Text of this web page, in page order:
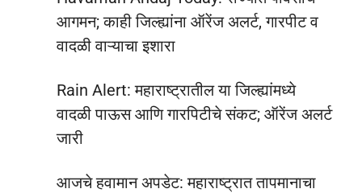
आगमन; काही जिल्ह्यांना ऑरेंज अलर्ट, गारपीट व
वादळी वाऱ्याचा इशारा
Rain Alert: महाराष्ट्रातील या जिल्ह्यांमध्ये
वादळी पाऊस आणि गारपिटीचे संकट; ऑरेंज अलर्ट
जारी
आजचे हवामान अपडेट: महाराष्ट्रात तापमानाचा